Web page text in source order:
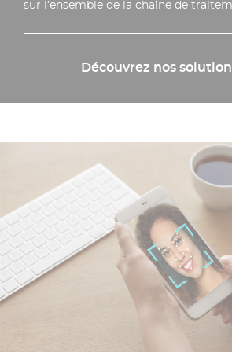
sur l’ensemble de la chaîne de
Découvrez nos